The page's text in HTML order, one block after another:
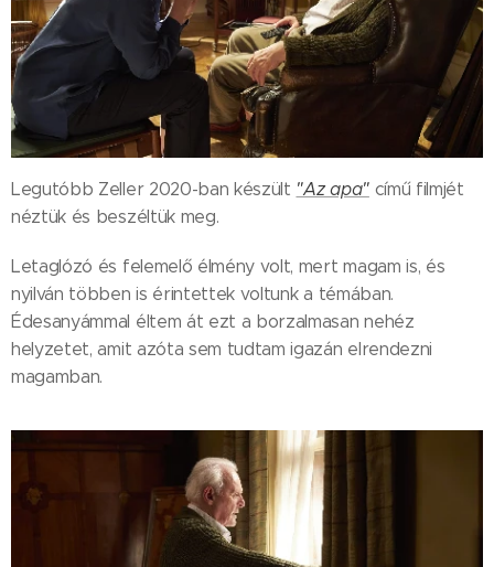
Legutóbb Zeller 2020-ban készült "Az apa"című filmjét
néztük és beszéltük meg.
Letaglózó és felemelő élmény volt, mert magam is, és
nyilván többen is érintettek voltunk a témában.
Édesanyámmal éltem át ezt a borzalmasan nehéz
helyzetet, amit azóta sem tudtam igazán elrendezni
magamban.